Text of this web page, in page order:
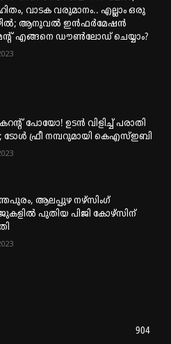
വാടക വരുമാനം.. എല്ലാം ഒരു
ആനുവൽ ഇൻഫർമേഷൻ
എങ്ങനെ ഡൗൺലോഡ് ചെയ്യാം?
കറന്റ് പോയോ! ഉടന്‍ വിളിച്ച് പരാതി
ടോള്‍ ഫ്രീ നമ്പറുമായി കെഎസ്ഇബി
ആലപ്പുഴ നഴ്‌സിംഗ്
പുതിയ പിജി കോഴ്‌സിന്
904